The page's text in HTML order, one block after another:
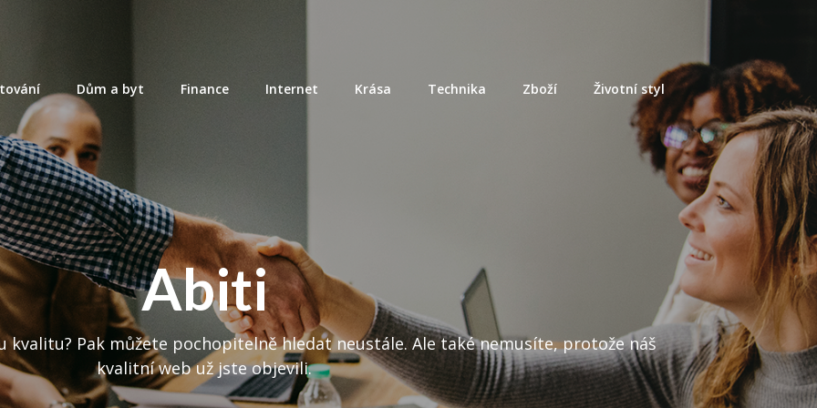
Dům a byt Finance Internet Krása Technika Zboží Životní styl
Abiti
Pak můžete pochopitelně hledat neustále. Ale také nemusíte, protože náš
kvalitní web už jste objevili.